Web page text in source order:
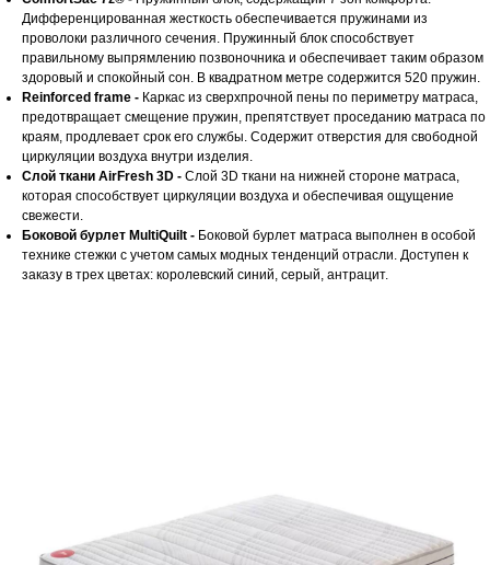
Дифференцированная жесткость обеспечивается пружинами из
проволоки различного сечения. Пружинный блок способствует
правильному выпрямлению позвоночника и обеспечивает таким образом
здоровый и спокойный сон. В квадратном метре содержится 520 пружин.
Reinforced frame - Каркас из сверхпрочной пены по периметру матраса,
предотвращает смещение пружин, препятствует проседанию матраса по
краям, продлевает срок его службы. Содержит отверстия для свободной
циркуляции воздуха внутри изделия.
Слой ткани AirFresh 3D - Слой 3D ткани на нижней стороне матраса,
которая способствует циркуляции воздуха и обеспечивая ощущение
свежести.
Боковой бурлет MultiQuilt - Боковой бурлет матраса выполнен в особой
технике стежки с учетом самых модных тенденций отрасли. Доступен к
заказу в трех цветах: королевский синий, серый, антрацит.